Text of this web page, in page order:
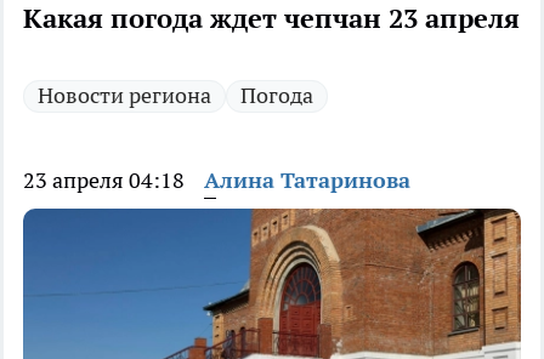
Какая погода ждет чепчан 23 апреля
Новости региона Погода
23 апреля 04:18 Алина Татаринова